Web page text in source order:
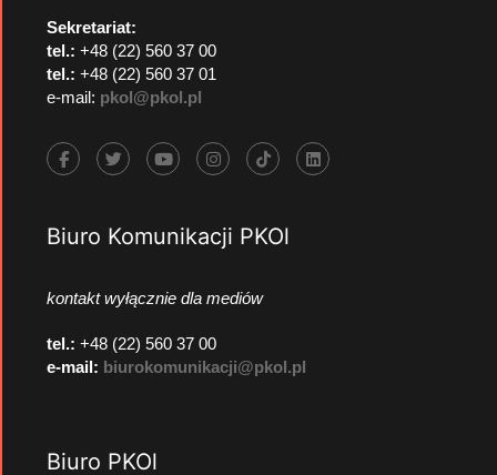
Sekretariat:
tel.: +48 (22) 560 37 00
tel.: +48 (22) 560 37 01
e-mail: pkol@pkol.pl
Biuro Komunikacji PKOl
kontakt wyłącznie dla mediów
tel.: +48 (22) 560 37 00
e-mail: biurokomunikacji@pkol.pl
Biuro PKOl